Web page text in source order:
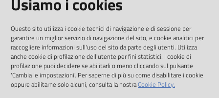
on line
Eventi
Chiedi al
bibliotecario
solo alle condizioni previste dalla direttiva
comunitaria 2003/98/CE e dal d.lgs. 36/2006
SOCIAL
Instagram
Questo sito utilizza i cookie tecnici di navigazione e di sessione per
garantire un miglior servizio di navigazione del sito, e cookie analitici per
raccogliere informazioni sull'uso del sito da parte degli utenti. Utilizza
anche cookie di profilazione dell'utente per fini statistici. I cookie di
profilazione puoi decidere se abilitarli o meno cliccando sul pulsante
'Cambia le impostazioni'. Per saperne di più su come disabilitare i cookie
oppure abilitarne solo alcuni, consulta la nostraCookie Policy.